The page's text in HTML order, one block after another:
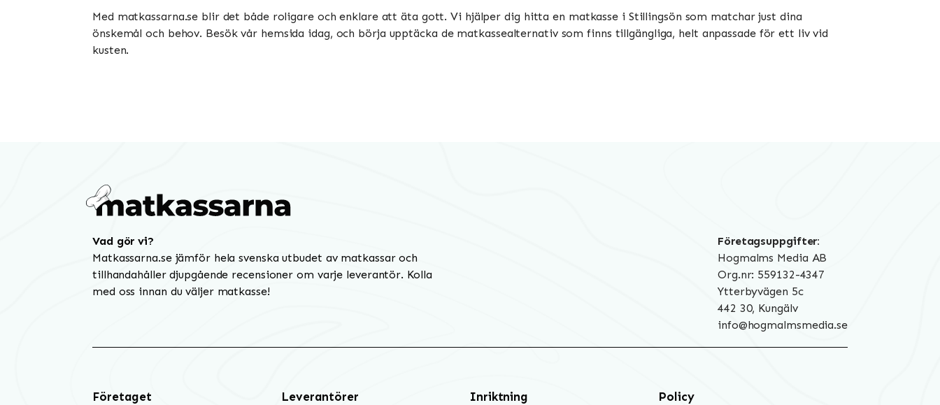
Med matkassarna.se blir det både roligare och enklare att äta gott. Vi hjälper dig hitta en matkasse i Stillingsön som matchar just dina
önskemål och behov. Besök vår hemsida idag, och börja upptäcka de matkassealternativ som finns tillgängliga, helt anpassade för ett liv vid
kusten.
Vad gör vi?
Matkassarna.se jämför hela svenska utbudet av matkassar och
tillhandahåller djupgående recensioner om varje leverantör. Kolla
med oss innan du väljer matkasse!
Företagsuppgifter:
Hogmalms Media AB
Org.nr: 559132-4347
Ytterbyvägen 5c
442 30, Kungälv
info@hogmalmsmedia.se
Företaget Leverantörer Inriktning Policy